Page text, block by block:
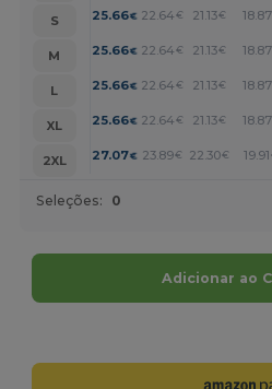
S
25.66€ 22.64 € 21.13€ 18.87
M
25.66€ 22.64 € 21.13€ 18.87
L
25.66€ 22.64 € 21.13€ 18.87
XL
25.66€ 22.64 € 21.13€ 18.87
2XL
27.07€ 23.89€ 22.30€ 19.91
Seleções: 0
Adicionar ao